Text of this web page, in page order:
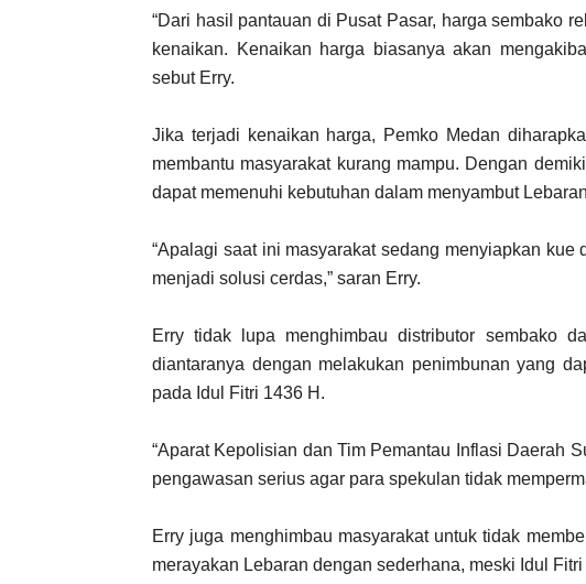
“Dari hasil pantauan di Pusat Pasar, harga sembako
kenaikan. Kenaikan harga biasanya akan
sebut Erry.
Jika terjadi kenaikan harga, Pemko Medan
membantu masyarakat kurang mampu. Dengan
dapat memenuhi kebutuhan dalam menyambut
“Apalagi saat ini masyarakat sedang menyiapkan kue
menjadi solusi cerdas,” saran Erry.
Erry tidak lupa menghimbau distributor sembako
diantaranya dengan melakukan penimbunan yang
pada Idul Fitri 1436 H.
“Aparat Kepolisian dan Tim Pemantau Inflasi Daerah
pengawasan serius agar para spekulan tidak
Erry juga menghimbau masyarakat untuk tidak
merayakan Lebaran dengan sederhana, meski Idul